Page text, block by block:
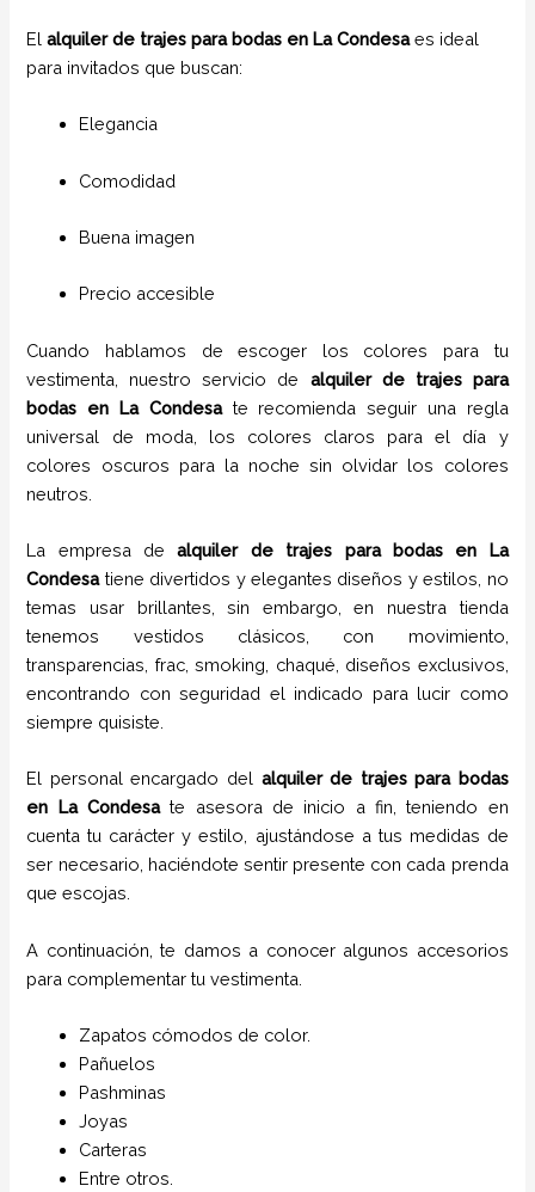
Elalquiler de trajes para bodas en La Condesaes ideal
para invitados que buscan:
Elegancia
Comodidad
Buena imagen
Precio accesible
Cuando hablamos de escoger los colores para tu
vestimenta, nuestro servicio de alquiler de trajes para
bodas en La Condesate recomienda seguir una regla
universal de moda, los colores claros para el día y
colores oscuros para la noche sin olvidar los colores
neutros.
La empresa dealquiler de trajes para bodas en La
Condesa tiene divertidos y elegantes diseños y estilos, no
temas usar brillantes, sin embargo, en nuestra tienda
tenemos vestidos clásicos, con movimiento,
transparencias, frac, smoking, chaqué, diseños exclusivos,
encontrando con seguridad el indicado para lucir como
siempre quisiste.
El personal encargado del alquiler de trajes para bodas
en La Condesate asesora de inicio a fin, teniendo en
cuenta tu carácter y estilo, ajustándose a tus medidas de
ser necesario, haciéndote sentir presente con cada prenda
que escojas.
A continuación, te damos a conocer algunos accesorios
para complementar tu vestimenta.
Zapatos cómodos de color.
Pañuelos
Pashminas
Joyas
Carteras
Entre otros.